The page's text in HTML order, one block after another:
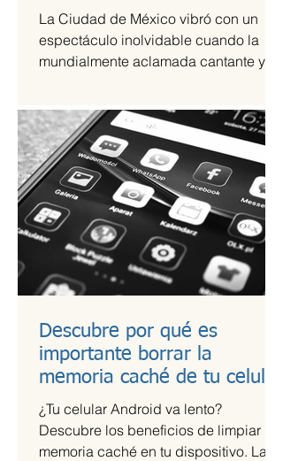
CDMX
La Ciudad de México vibró con un
espectáculo inolvidable cuando la
mundialmente aclamada cantante y
Descubre por qué es
importante borrar la
memoria caché de tu celular
¿Tu celular Android va lento?
Descubre los beneficios de limpiar la
memoria caché en tu dispositivo. La